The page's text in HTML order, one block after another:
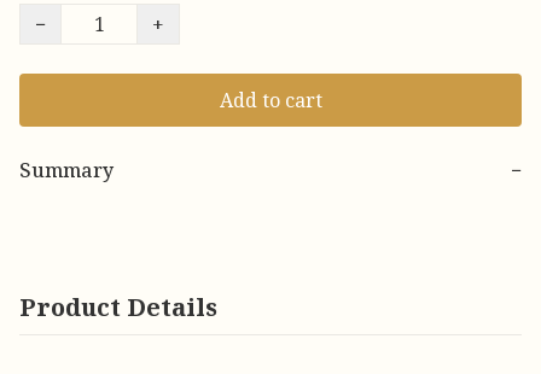
−
+
Add to cart
Summary −
Product Details